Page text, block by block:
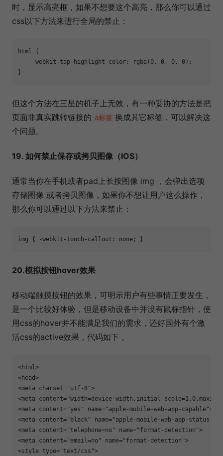
时，显示高亮框，如果不想要这个高亮，那么你可以通过
css以下方法来进行全局的禁止：
html {
    -webkit-tap-highlight-color: rgba(0, 0, 0, 0);
}
但这个方法在三星的机子上无效，有一种妥协的方法是把
页面非真实跳转链接的 a标签 换成其它标签，可以解决这
个问题。
19. 如何禁止保存或拷贝图像（IOS）
通常当你在手机或者pad上长按图像 img ，会弹出选项
存储图像 或者拷贝图像，如果你不想让用户这么操作，
那么你可以通过以下方法来禁止：
img { -webkit-touch-callout: none; }
20.模拟按钮hover效果
移动端触摸按钮的效果，可明示用户有些事情正要发生，
是一个比较好体验，但是移动设备中并没有鼠标指针，使
用css的hover并不能满足我们的需求，还好国外有个激
活css的active效果，代码如下，
<html>
<head>
<meta charset="utf-8">
<meta content="width=device-width,initial-
<meta content="yes" name="apple-mobile-web-app-capable">
<meta content="black" name="apple-mobile-web-app-status-
<meta content="telephone=no" name="format-detection">
<meta content="email=no" name="format-detection">
<style type="text/css">